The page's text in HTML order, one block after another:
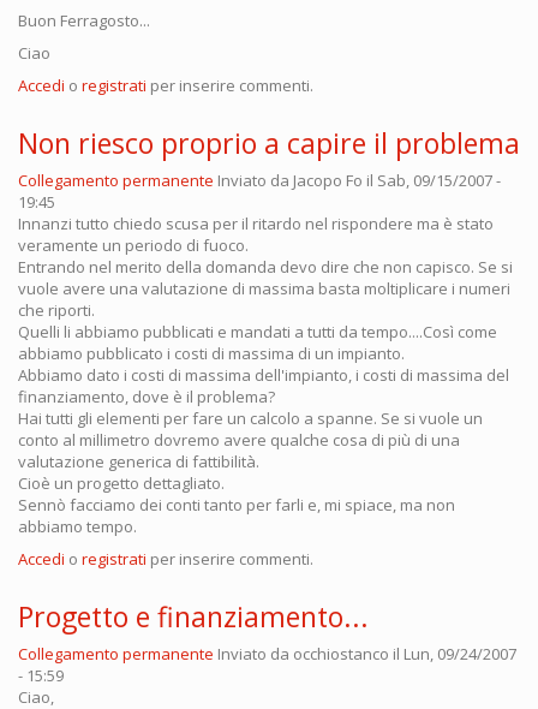
Buon Ferragosto...
Ciao
Accedi o registrati per inserire commenti.
Non riesco proprio a capire il problema
Collegamento permanente Inviato da Jacopo Fo il Sab, 09/15/2007 -
19:45
Innanzi tutto chiedo scusa per il ritardo nel rispondere ma è stato
veramente un periodo di fuoco.
Entrando nel merito della domanda devo dire che non capisco. Se si
vuole avere una valutazione di massima basta moltiplicare i numeri
che riporti.
Quelli li abbiamo pubblicati e mandati a tutti da tempo....Così come
abbiamo pubblicato i costi di massima di un impianto.
Abbiamo dato i costi di massima dell'impianto, i costi di massima del
finanziamento, dove è il problema?
Hai tutti gli elementi per fare un calcolo a spanne. Se si vuole un
conto al millimetro dovremo avere qualche cosa di più di una
valutazione generica di fattibilità.
Cioè un progetto dettagliato.
Sennò facciamo dei conti tanto per farli e, mi spiace, ma non
abbiamo tempo.
Accedi o registrati per inserire commenti.
Progetto e finanziamento...
Collegamento permanente Inviato da occhiostanco il Lun, 09/24/2007
- 15:59
Ciao,